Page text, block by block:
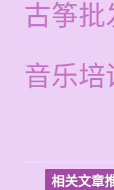
古筝
音乐
相关文章